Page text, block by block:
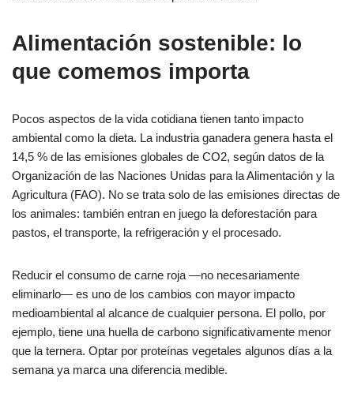
Alimentación sostenible: lo
que comemos importa
Pocos aspectos de la vida cotidiana tienen tanto impacto
ambiental como la dieta. La industria ganadera genera hasta el
14,5 % de las emisiones globales de CO2, según datos de la
Organización de las Naciones Unidas para la Alimentación y la
Agricultura (FAO). No se trata solo de las emisiones directas de
los animales: también entran en juego la deforestación para
pastos, el transporte, la refrigeración y el procesado.
Reducir el consumo de carne roja —no necesariamente
eliminarlo— es uno de los cambios con mayor impacto
medioambiental al alcance de cualquier persona. El pollo, por
ejemplo, tiene una huella de carbono significativamente menor
que la ternera. Optar por proteínas vegetales algunos días a la
semana ya marca una diferencia medible.